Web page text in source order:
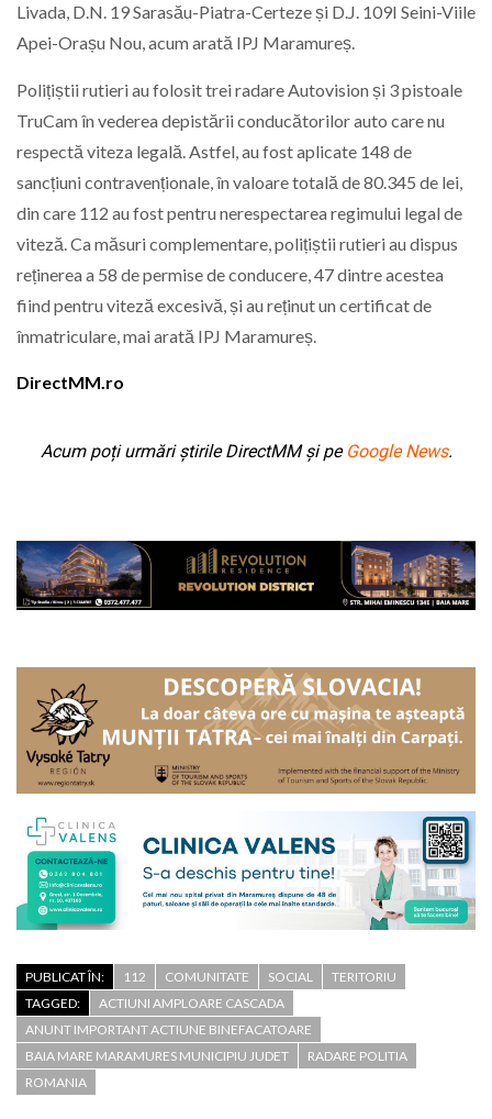
Livada, D.N. 19 Sarasău-Piatra-Certeze și D.J. 109I Seini-Viile
Apei-Orașu Nou, acum arată IPJ Maramureș.
Polițiștii rutieri au folosit trei radare Autovision și 3 pistoale
TruCam în vederea depistării conducătorilor auto care nu
respectă viteza legală. Astfel, au fost aplicate 148 de
sancțiuni contravenționale, în valoare totală de 80.345 de lei,
din care 112 au fost pentru nerespectarea regimului legal de
viteză. Ca măsuri complementare, polițiștii rutieri au dispus
reținerea a 58 de permise de conducere, 47 dintre acestea
fiind pentru viteză excesivă, și au reținut un certificat de
înmatriculare, mai arată IPJ Maramureș.
DirectMM.ro
Acum poți urmări știrile DirectMM și pe Google News.
PUBLICAT ÎN: 112 COMUNITATE SOCIAL
TERITORIU
TAGGED:
ACTIUNI AMPLOARE CASCADA
ANUNT IMPORTANT ACTIUNE BINEFACATOARE
BAIA MARE MARAMURES MUNICIPIU JUDET
RADARE POLITIA
ROMANIA